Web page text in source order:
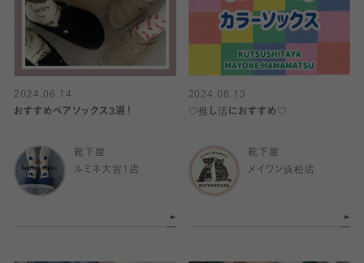
2024.06.14
おすすめペアソックス3選！
靴下屋
ルミネ大宮1店
2024.06.13
♡推し活におすすめ♡
靴下屋
メイワン浜松店